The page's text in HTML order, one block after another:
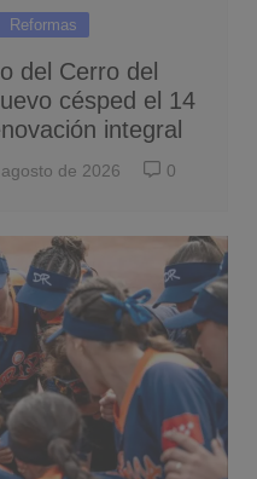
Reformas
del Cerro del
césped el 14
integral
de 2026 0